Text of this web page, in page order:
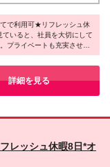
るみ
過分は別途支給しま
修社員として月給19
。
定します ＜
イ 池袋パルコ ◆石
◆京都府 京
ヶ月以上で条件を満た
く当社関連勤務地
で利用可★リフレッシュ休
いると、社員を大切にして
プライベートも充実させら
アクセサリーを身に付け、
ができますよ♪ファッショ
い、そんな方にぴったりの
詳細を見る
レッシュ休暇8日*オ